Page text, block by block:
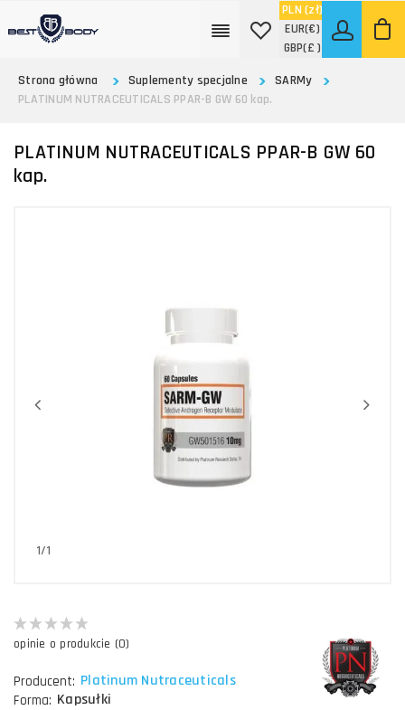
PLN (zł)
EUR(€)
GBP(£ )
Strona główna
Suplementy specjalne
SARMy
PLATINUM NUTRACEUTICALS PPAR-B GW 60 kap.
PLATINUM NUTRACEUTICALS PPAR-B GW 60
kap.
1/1
opinie o produkcie (0)
Producent: Platinum Nutraceuticals
Forma: Kapsułki